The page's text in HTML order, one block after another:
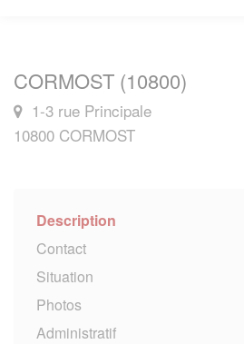
CORMOST (10800)
1-3 rue Principale
10800 CORMOST
Description
Contact
Situation
Photos
Administratif